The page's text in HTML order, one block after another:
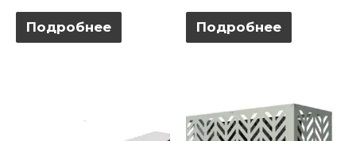
Оценка
5
Подробнее
Оценка
5
Подробнее